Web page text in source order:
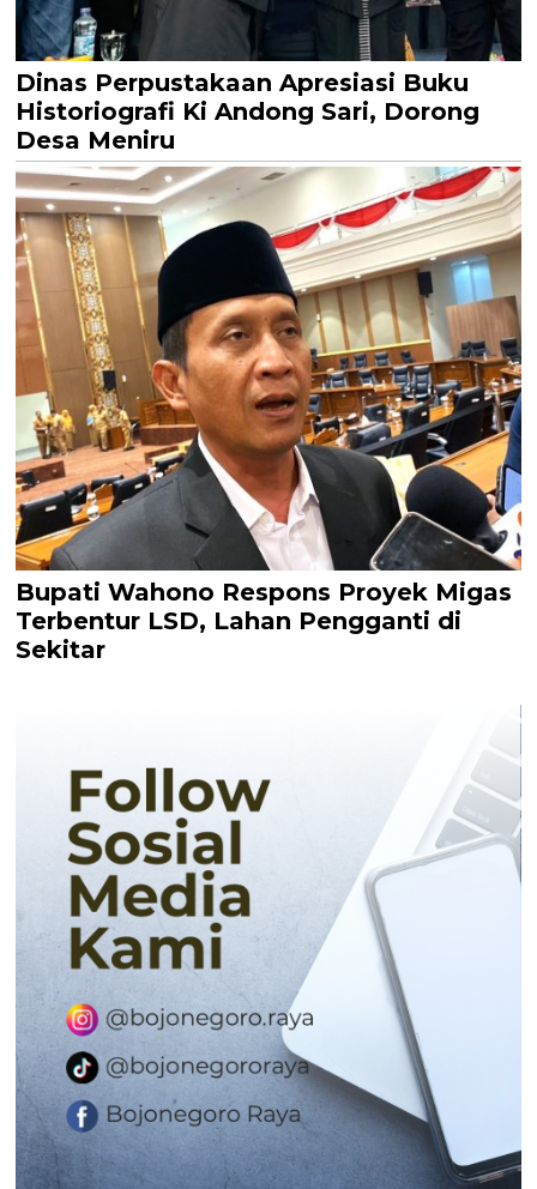
Dinas Perpustakaan Apresiasi Buku
Historiografi Ki Andong Sari, Dorong
Desa Meniru
Bupati Wahono Respons Proyek Migas
Terbentur LSD, Lahan Pengganti di
Sekitar